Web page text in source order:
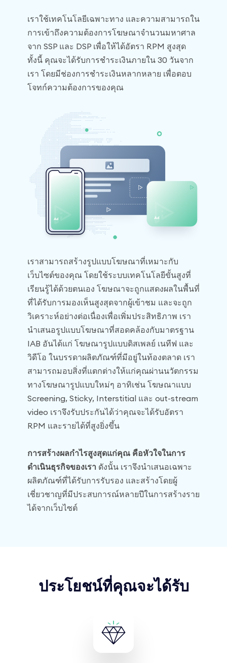
เราใช้เทคโนโลยีเฉพาะทาง และความสามารถใน
การเข้าถึงความต้องการโฆษณาจำนวนมหาศาล
จาก SSP และ DSP เพื่อให้ได้อัตรา RPM สูงสุด
ทั้งนี้ คุณจะได้รับการชำระเงินภายใน 30 วันจาก
เรา โดยมีช่องการชำระเงินหลากหลาย เพื่อตอบ
โจทก์ความต้องการของคุณ
เราสามารถสร้างรูปแบบโฆษณาที่เหมาะกับ
เว็บไซต์ของคุณ โดยใช้ระบบเทคโนโลยีขั้นสูงที่
เรียนรู้ได้ด้วยตนเอง โฆษณาจะถูกแสดงผลในพื้นที่
ที่ได้รับการมองเห็นสูงสุดจากผู้เข้าชม และจะถูก
วิเคราะห์อย่างต่อเนื่องเพื่อเพิ่มประสิทธิภาพ เรา
นำเสนอรูปแบบโฆษณาที่สอดคล้องกับมาตรฐาน
IAB อันได้แก่ โฆษณารูปแบบดิสเพลย์ เนทีฟ และ
วิดีโอ ในบรรดาผลิตภัณฑ์ที่มีอยู่ในท้องตลาด เรา
สามารถมอบสิ่งที่แตกต่างให้แก่คุณผ่านนวัตกรรม
ทางโฆษณารูปแบบใหม่ๆ อาทิเช่น โฆษณาแบบ
Screening, Sticky, Interstitial และ out-stream
video เราจึงรับประกันได้ว่าคุณจะได้รับอัตรา
RPM และรายได้ที่สูงยิ่งขึ้น
การสร้างผลกำไรสูงสุดแก่คุณ คือหัวใจในการ
ดำเนินธุรกิจของเรา ดังนั้น เราจึงนำเสนอเฉพาะ
ผลิตภัณฑ์ที่ได้รับการรับรอง และสร้างโดยผู้
เชี่ยวชาญที่มีประสบการณ์หลายปีในการสร้างราย
ได้จากเว็บไซต์
ประโยชน์ที่คุณจะได้รับ